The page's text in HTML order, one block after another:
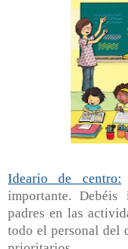
Ideario de centro:
importante.
padres en las
todo el personal del